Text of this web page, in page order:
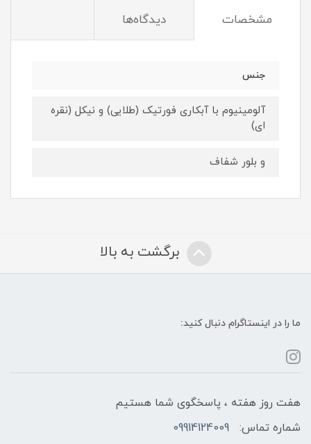
مشخصات دیدگاه‌ها
جنس
آلومینیوم با آبکاری فورتیک (طلایی) و نیکل (نقره
ای)
و بلور شفاف
برگشت به بالا
ما را در اینستاگرام دنبال کنید:
هفت روز هفته ، پاسخگوی شما هستیم
شماره تماس:
09914124009